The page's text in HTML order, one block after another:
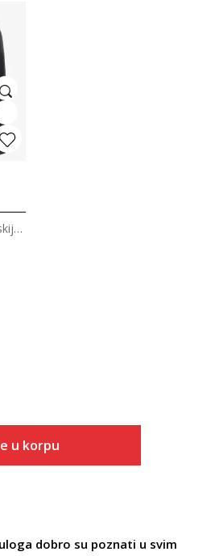
Aktivni veš gornji deo za skijanje za dečake
u korpu
dobro su poznati u svim